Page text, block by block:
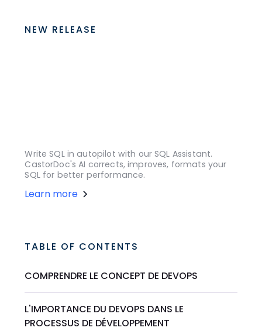
NEW RELEASE
Write SQL in autopilot with our SQL Assistant.
CastorDoc's AI corrects, improves, formats your
SQL for better performance.
Learn more
TABLE OF CONTENTS
COMPRENDRE LE CONCEPT DE DEVOPS
L'IMPORTANCE DU DEVOPS DANS LE
PROCESSUS DE DÉVELOPPEMENT